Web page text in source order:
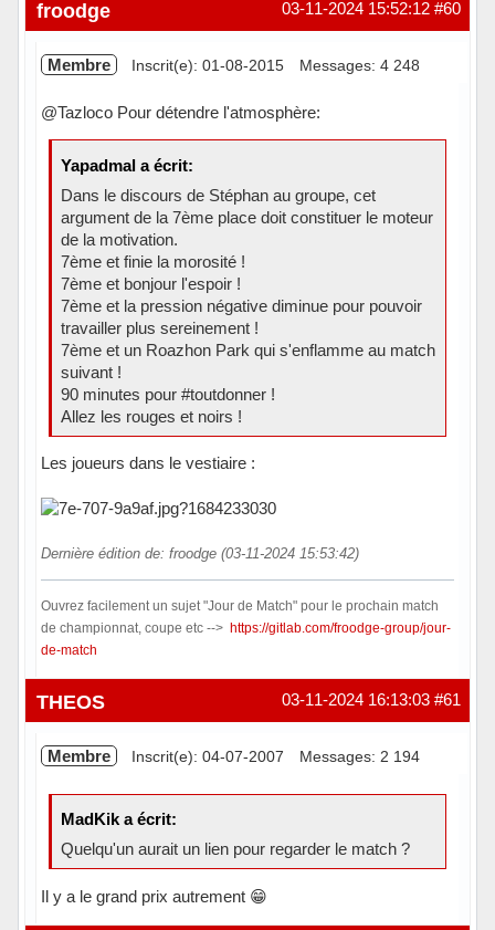
#60
03-11-2024 15:52:12
froodge
Membre Inscrit(e): 01-08-2015 Messages: 4 248
@Tazloco Pour détendre l'atmosphère:
Yapadmal a écrit:
Dans le discours de Stéphan au groupe, cet
argument de la 7ème place doit constituer le moteur
de la motivation.
7ème et finie la morosité !
7ème et bonjour l'espoir !
7ème et la pression négative diminue pour pouvoir
travailler plus sereinement !
7ème et un Roazhon Park qui s'enflamme au match
suivant !
90 minutes pour #toutdonner !
Allez les rouges et noirs !
Les joueurs dans le vestiaire :
Dernière édition de: froodge (03-11-2024 15:53:42)
Ouvrez facilement un sujet "Jour de Match" pour le prochain match
de championnat, coupe etc --> https://gitlab.com/froodge-group/jour-
de-match
Hors ligne #61
03-11-2024 16:13:03
THEOS
Membre Inscrit(e): 04-07-2007 Messages: 2 194
MadKik a écrit:
Quelqu'un aurait un lien pour regarder le match ?
Il y a le grand prix autrement 😁